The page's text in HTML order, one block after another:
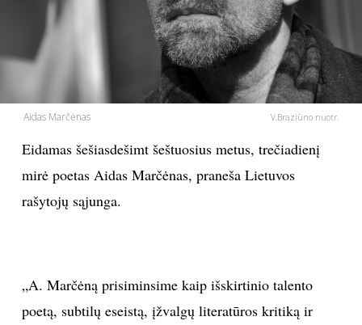
PSICHOLOGIJA
ASTROLOGIJA
KULTŪRA
Aidas Marčėnas V.Braziūno nuotr.
Eidamas šešiasdešimt šeštuosius metus, trečiadienį
mirė poetas Aidas Marčėnas, praneša Lietuvos
rašytojų sąjunga.
„A. Marčėną prisiminsime kaip išskirtinio talento
poetą, subtilų eseistą, įžvalgų literatūros kritiką ir